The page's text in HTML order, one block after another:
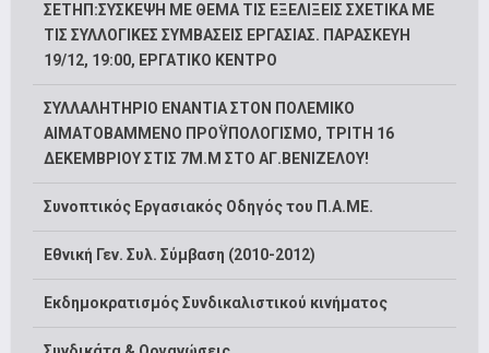
ΣΕΤΗΠ:ΣΥΣΚΕΨΗ ΜΕ ΘΕΜΑ ΤΙΣ ΕΞΕΛΙΞΕΙΣ ΣΧΕΤΙΚΑ ΜΕ
ΤΙΣ ΣΥΛΛΟΓΙΚΕΣ ΣΥΜΒΑΣΕΙΣ ΕΡΓΑΣΙΑΣ. ΠΑΡΑΣΚΕΥΗ
19/12, 19:00, ΕΡΓΑΤΙΚΟ ΚΕΝΤΡΟ
ΣΥΛΛΑΛΗΤΗΡΙΟ ΕΝΑΝΤΙΑ ΣΤΟΝ ΠΟΛΕΜΙΚΟ
ΑΙΜΑΤΟΒΑΜΜΕΝΟ ΠΡΟΫΠΟΛΟΓΙΣΜΟ, ΤΡΙΤΗ 16
ΔΕΚΕΜΒΡΙΟΥ ΣΤΙΣ 7Μ.Μ ΣΤΟ ΑΓ.ΒΕΝΙΖΕΛΟΥ!
Συνοπτικός Εργασιακός Οδηγός του Π.Α.ΜΕ.
Εθνική Γεν. Συλ. Σύμβαση (2010-2012)
Εκδημοκρατισμός Συνδικαλιστικού κινήματος